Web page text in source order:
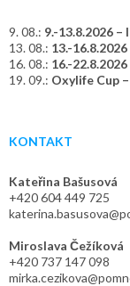
9. 08.: 9.-13.8.2026
13. 08.: 13.-
16. 08.: 16.-
19. 09.: Oxylife Cup
KONTAKT
Kateřina Bašusová
+420 604 449 725
Miroslava Čežíková
+420 737 147 098